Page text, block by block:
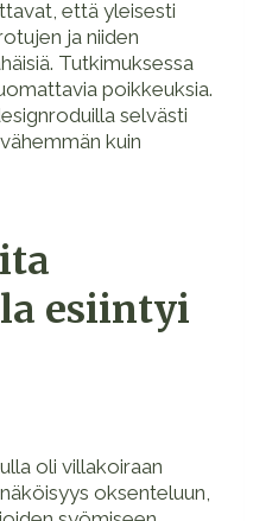
että yleisesti
ja niiden
Tutkimuksessa
poikkeuksia.
selvästi
kuin
esiintyi
oli villakoiraan
oksenteluun,